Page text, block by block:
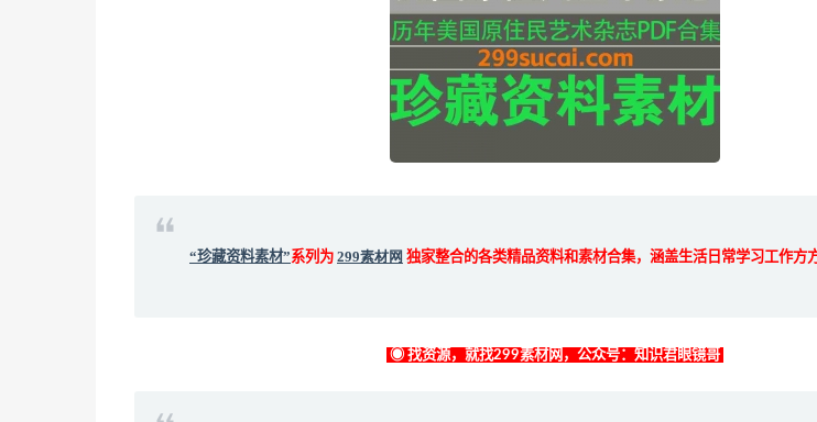
“珍藏资料素材”系列为 299素材网 独家整合的各类精品资料和素材合集，涵盖生活日常学习工作方
◉ 找资源，就找299素材网，公众号：知识君眼镜哥